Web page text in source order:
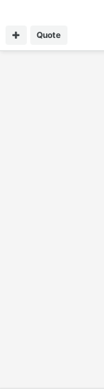
Quote